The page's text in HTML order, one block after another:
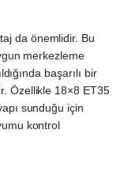
da önemlidir. Bu
merkezleme
başarılı bir
Özellikle 18×8 ET35
sunduğu için
kontrol